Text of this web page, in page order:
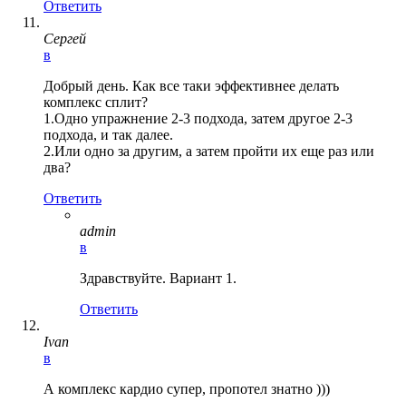
Ответить
Сергей
в
Добрый день. Как все таки эффективнее делать
комплекс сплит?
1.Одно упражнение 2-3 подхода, затем другое 2-3
подхода, и так далее.
2.Или одно за другим, а затем пройти их еще раз или
два?
Ответить
admin
в
Здравствуйте. Вариант 1.
Ответить
Ivan
в
А комплекс кардио супер, пропотел знатно )))